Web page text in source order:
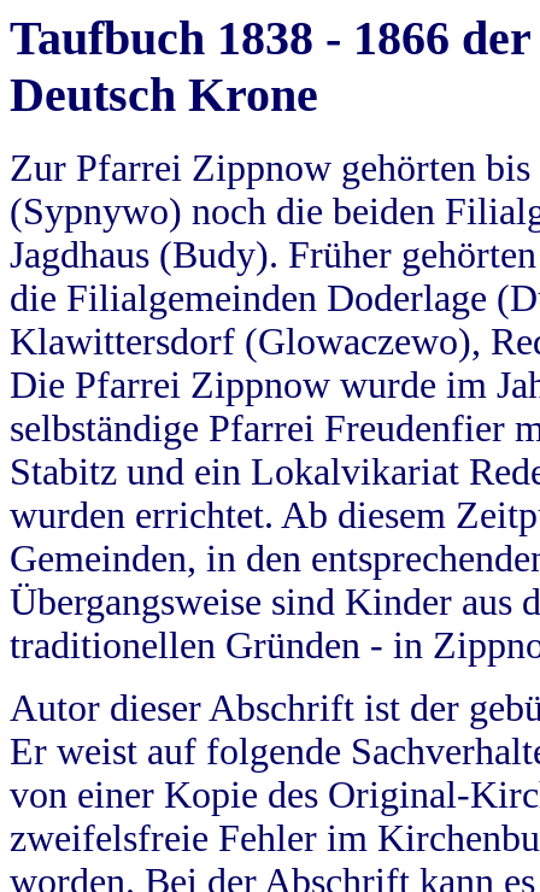
Taufbuch 1838 - 1866
Deutsch Krone
Zur Pfarrei Zippnow gehörten
(Sypnywo) noch die beiden
Jagdhaus (Budy). Früher
die Filialgemeinden Doderlage
Klawittersdorf (Glowaczewo),
Die Pfarrei Zippnow wurde im
selbständige Pfarrei Freudenfier
Stabitz und ein Lokalvikariat
wurden errichtet. Ab diesem
Gemeinden, in den
Übergangsweise sind Kinder aus
traditionellen Gründen - in
Autor dieser Abschrift ist der
Er weist auf folgende
von einer Kopie des Original-
zweifelsfreie Fehler im
worden. Bei der Abschrift kann